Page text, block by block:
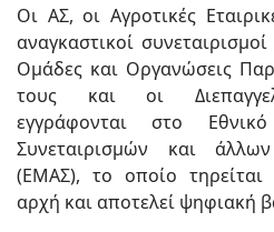
Οι ΑΣ, οι Αγροτικές
αναγκαστικοί
Ομάδες και Οργανώσεις
τους και οι
εγγράφονται στο
Συνεταιρισμών και
(ΕΜΑΣ), το οποίο
αρχή και αποτελεί ψηφιακή